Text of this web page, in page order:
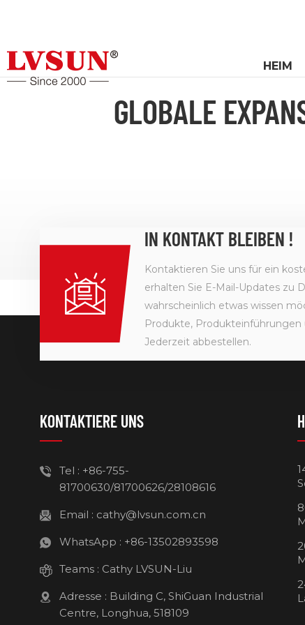
HEIM
GLOBALE
IN KONTAKT BLEIBEN !
Kontaktieren Sie uns für ein
erhalten Sie E-Mail-Updates zu
wahrscheinlich etwas wissen
Produkte, Produkteinführungen
Jederzeit abbestellen.
KONTAKTIERE UNS
Tel : +86-755-
81700630/81700626/28108616
Email : cathy@lvsun.com.cn
WhatsApp : +86-13502893598
Teams : Cathy LVSUN-Liu
Adresse : Building C, ShiGuan Industrial
Centre, Longhua, 518109